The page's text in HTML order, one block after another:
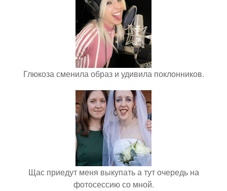
Глюкоза сменила образ и удивила поклонников.
Щас приедут меня выкупать а тут очередь на
фотосессию со мной.